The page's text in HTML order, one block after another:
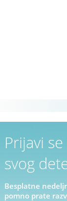
Prijavi
svog
Besplatne
pomno prate